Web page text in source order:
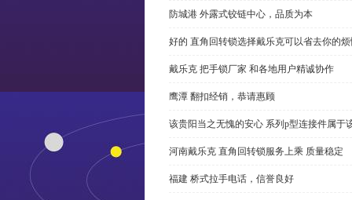
防城港 外露式铰链中心，品质为本
好的 直角回转锁选择戴乐克可以省去你的
戴乐克 把手锁厂家 和各地用户精诚协作
鹰潭 翻扣经销，恭请惠顾
该贵阳当之无愧的安心 系列p型连接件属于
河南戴乐克 直角回转锁服务上乘 质量稳定
福建 桥式拉手电话，信誉良好